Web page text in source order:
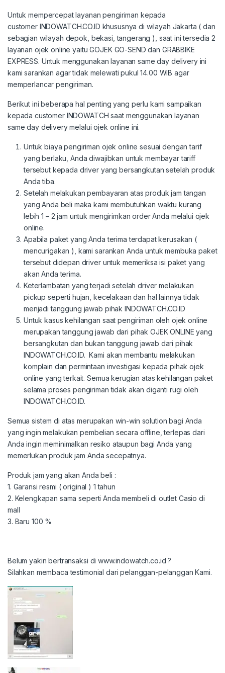
Untuk mempercepat layanan pengiriman kepada
customer INDOWATCH.CO.ID khususnya di wilayah Jakarta ( dan
sebagian wilayah depok, bekasi, tangerang ), saat ini tersedia 2
layanan ojek online yaitu GOJEK GO-SEND dan GRABBIKE
EXPRESS. Untuk menggunakan layanan same day delivery ini
kami sarankan agar tidak melewati pukul 14.00 WIB agar
memperlancar pengiriman.
Berikut ini beberapa hal penting yang perlu kami sampaikan
kepada customer INDOWATCH saat menggunakan layanan
same day delivery melalui ojek online ini.
Untuk biaya pengiriman ojek online sesuai dengan tarif
yang berlaku, Anda diwajibkan untuk membayar tariff
tersebut kepada driver yang bersangkutan setelah produk
Anda tiba.
Setelah melakukan pembayaran atas produk jam tangan
yang Anda beli maka kami membutuhkan waktu kurang
lebih 1 – 2 jam untuk mengirimkan order Anda melalui ojek
online.
Apabila paket yang Anda terima terdapat kerusakan (
mencurigakan ), kami sarankan Anda untuk membuka paket
tersebut didepan driver untuk memeriksa isi paket yang
akan Anda terima.
Keterlambatan yang terjadi setelah driver melakukan
pickup seperti hujan, kecelakaan dan hal lainnya tidak
menjadi tanggung jawab pihak INDOWATCH.CO.ID
Untuk kasus kehilangan saat pengiriman oleh ojek online
merupakan tanggung jawab dari pihak OJEK ONLINE yang
bersangkutan dan bukan tanggung jawab dari pihak
INDOWATCH.CO.ID. Kami akan membantu melakukan
komplain dan permintaan investigasi kepada pihak ojek
online yang terkait. Semua kerugian atas kehilangan paket
selama proses pengiriman tidak akan diganti rugi oleh
INDOWATCH.CO.ID.
Semua sistem di atas merupakan win-win solution bagi Anda
yang ingin melakukan pembelian secara offline, terlepas dari
Anda ingin meminimalkan resiko ataupun bagi Anda yang
memerlukan produk jam Anda secepatnya.
Produk jam yang akan Anda beli :
1. Garansi resmi ( original ) 1 tahun
2. Kelengkapan sama seperti Anda membeli di outlet Casio di
mall
3. Baru 100 %
Belum yakin bertransaksi di www.indowatch.co.id ?
Silahkan membaca testimonial dari pelanggan-pelanggan Kami.